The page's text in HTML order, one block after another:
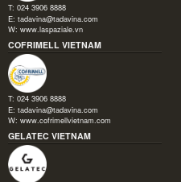
T: 024 3906 8888
E: tadavina@tadavina.com
W: www.laspaziale.vn
COFRIMELL VIETNAM
T: 024 3906 8888
E: tadavina@tadavina.com
W: www.cofrimellvietnam.com
GELATEC VIETNAM